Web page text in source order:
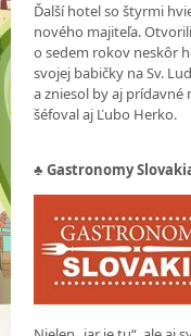
Ďalší hotel so štyrmi
nového majiteľa.
o sedem rokov neskôr
svojej babičky na Sv.
a zniesol by aj
šéfoval aj Ľubo Herko.
♣Gastronomy